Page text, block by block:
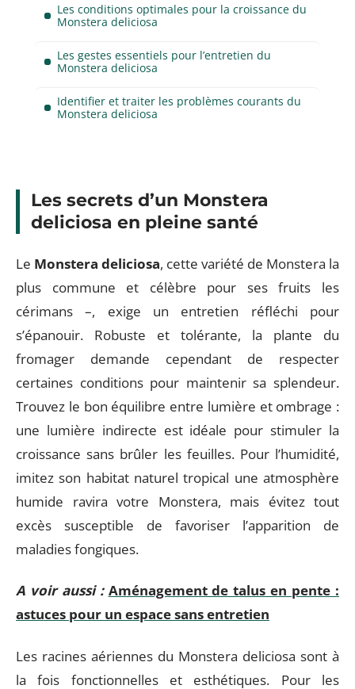
Les conditions optimales pour la croissance du
Monstera deliciosa
Les gestes essentiels pour l’entretien du
Monstera deliciosa
Identifier et traiter les problèmes courants du
Monstera deliciosa
Les secrets d’un Monstera
deliciosa en pleine santé
Le Monstera deliciosa, cette variété de Monstera la
plus commune et célèbre pour ses fruits les
cérimans –, exige un entretien réfléchi pour
s’épanouir. Robuste et tolérante, la plante du
fromager demande cependant de respecter
certaines conditions pour maintenir sa splendeur.
Trouvez le bon équilibre entre lumière et ombrage :
une lumière indirecte est idéale pour stimuler la
croissance sans brûler les feuilles. Pour l’humidité,
imitez son habitat naturel tropical une atmosphère
humide ravira votre Monstera, mais évitez tout
excès susceptible de favoriser l’apparition de
maladies fongiques.
A voir aussi : Aménagement de talus en pente :
astuces pour un espace sans entretien
Les racines aériennes du Monstera deliciosa sont à
la fois fonctionnelles et esthétiques. Pour les